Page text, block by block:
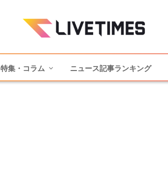
特集・コラム ニュース記事ランキング